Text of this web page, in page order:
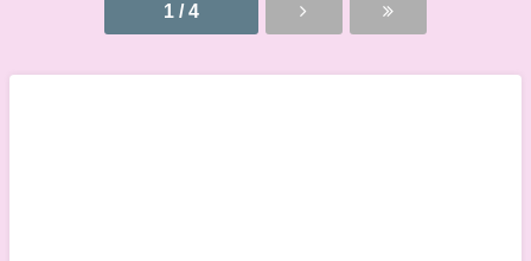
1 / 4